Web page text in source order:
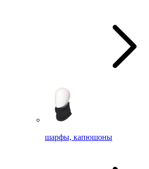
шарфы, капюшоны